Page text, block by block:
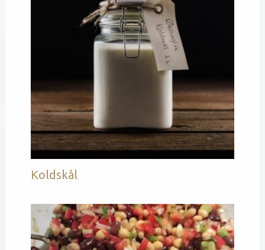
Koldskål